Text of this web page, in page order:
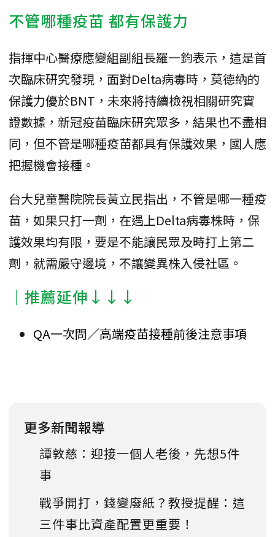
不管哪種疫苗 都有保護力
指揮中心醫療應變組副組長羅一鈞表示，這是首
次臨床研究發現，面對Delta病毒時，莫德納的
保護力優於BNT，未來將持續檢視相關研究實
證數據，新冠疫苗臨床研究眾多，結果也不盡相
同，但不管是哪種疫苗都具有保護效果，國人應
把握機會接種。
台大兒童醫院院長黃立民指出，不管是哪一種疫
苗，如果只打一劑，在遇上Delta病毒株時，保
護效果均有限，要是不能讓民眾及時打上第二
劑，就需嚴守邊境，不讓變異株入侵社區。
｜推薦延伸↓↓↓
QA一次問／高端疫苗接種前後注意事項
更多新聞報導
譚敦慈：迎接一個人老後，先想5件
事
戰爭開打，錢變廢紙？教授提醒：這
三件事比資產配置更重要！